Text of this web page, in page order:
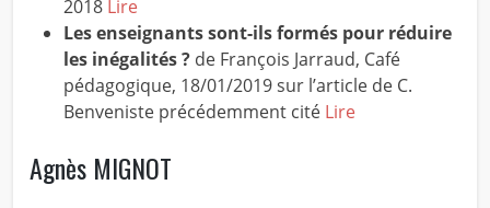
2018Lire
Les enseignants sont-ils formés pour réduire
les inégalités ?de François Jarraud, Café
pédagogique, 18/01/2019 sur l’article de C.
Benveniste précédemment cité Lire
Agnès MIGNOT